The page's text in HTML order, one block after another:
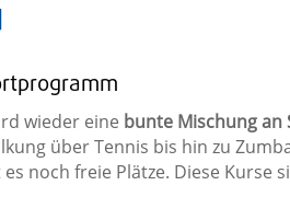
wieder eine bunte Mischung an
über Tennis bis hin zu
noch freie Plätze. Diese Kurse